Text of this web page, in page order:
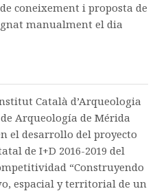
coneixement i proposta de
manualment el dia
Català d’Arqueologia
Arqueología de Mérida
el desarrollo del proyecto
de I+D 2016-2019 del
“Construyendo
espacial y territorial de un